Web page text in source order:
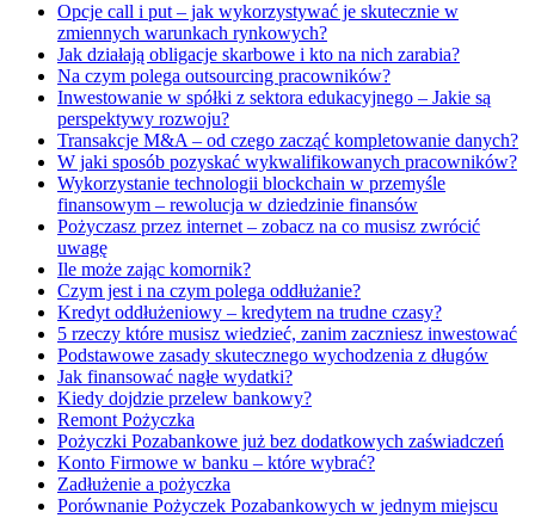
Opcje call i put – jak wykorzystywać je skutecznie w
zmiennych warunkach rynkowych?
Jak działają obligacje skarbowe i kto na nich zarabia?
Na czym polega outsourcing pracowników?
Inwestowanie w spółki z sektora edukacyjnego – Jakie są
perspektywy rozwoju?
Transakcje M&A – od czego zacząć kompletowanie danych?
W jaki sposób pozyskać wykwalifikowanych pracowników?
Wykorzystanie technologii blockchain w przemyśle
finansowym – rewolucja w dziedzinie finansów
Pożyczasz przez internet – zobacz na co musisz zwrócić
uwagę
Ile może zając komornik?
Czym jest i na czym polega oddłużanie?
Kredyt oddłużeniowy – kredytem na trudne czasy?
5 rzeczy które musisz wiedzieć, zanim zaczniesz inwestować
Podstawowe zasady skutecznego wychodzenia z długów
Jak finansować nagłe wydatki?
Kiedy dojdzie przelew bankowy?
Remont Pożyczka
Pożyczki Pozabankowe już bez dodatkowych zaświadczeń
Konto Firmowe w banku – które wybrać?
Zadłużenie a pożyczka
Porównanie Pożyczek Pozabankowych w jednym miejscu